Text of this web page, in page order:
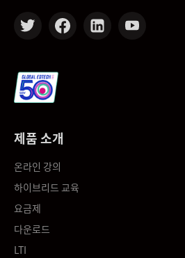
제품 소개
온라인 강의
하이브리드 교육
요금제
다운로드
LTI